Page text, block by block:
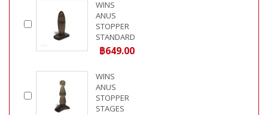
WINS
ANUS
STOPPER
STANDARD
฿649.00
WINS
ANUS
STOPPER
STAGES